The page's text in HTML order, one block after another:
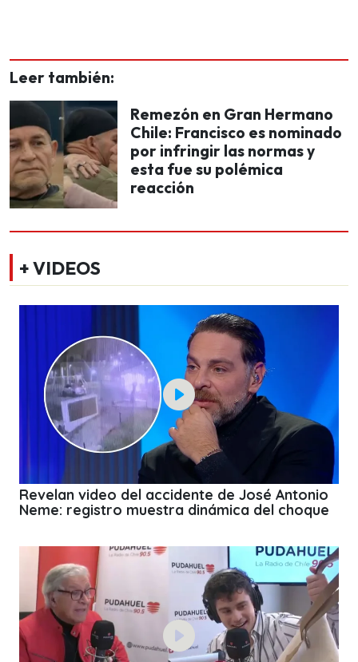
Leer también:
Remezón en Gran Hermano
Chile: Francisco es nominado
por infringir las normas y
esta fue su polémica
reacción
+ VIDEOS
Revelan video del accidente de José Antonio
Neme: registro muestra dinámica del choque